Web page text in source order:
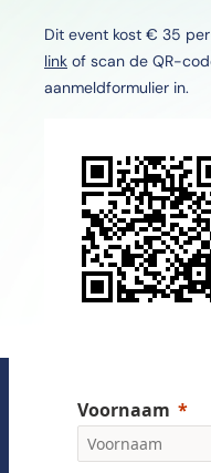
Dit event kost € 35
link of scan de QR-
aanmeldformulier in.
Voornaam